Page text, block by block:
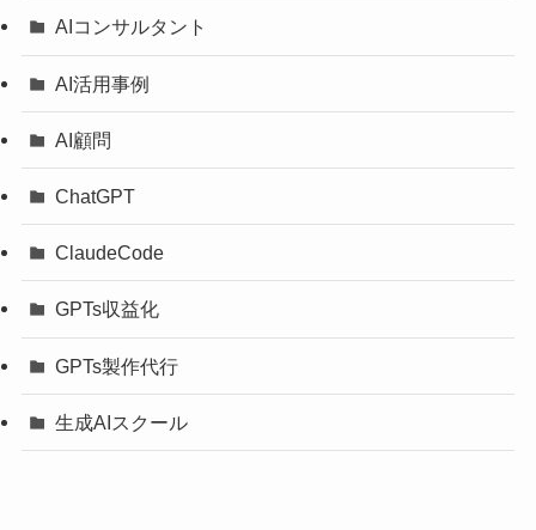
AIコンサルタント
AI活用事例
AI顧問
ChatGPT
ClaudeCode
GPTs収益化
GPTs製作代行
生成AIスクール